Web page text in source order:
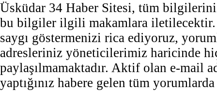
Üsküdar 34 Haber Sitesi, tüm
bu bilgiler ilgili makamlara iletilecektir.
saygı göstermenizi rica ediyoruz,
adresleriniz yöneticilerimiz haricinde
paylaşılmamaktadır. Aktif olan e-mail
yaptığınız habere gelen tüm